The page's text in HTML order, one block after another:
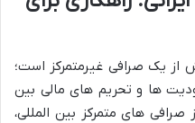
از یک صرافی غیرمتمرکز است؛
ها و تحریم های مالی بین
های متمرکز بین المللی،